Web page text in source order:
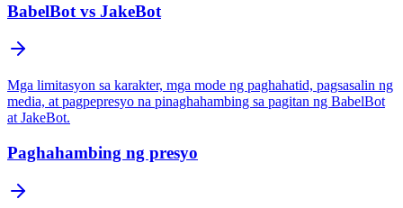
BabelBot vs JakeBot
Mga limitasyon sa karakter, mga mode ng paghahatid, pagsasalin ng
media, at pagpepresyo na pinaghahambing sa pagitan ng BabelBot
at JakeBot.
Paghahambing ng presyo